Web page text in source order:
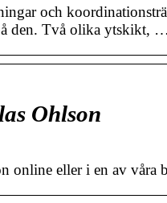
och
den. Två olika ytskikt, …
Ohlson
online eller i en av våra